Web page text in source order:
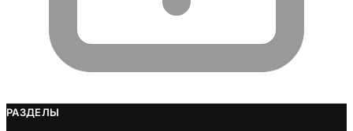
РАЗДЕЛЫ